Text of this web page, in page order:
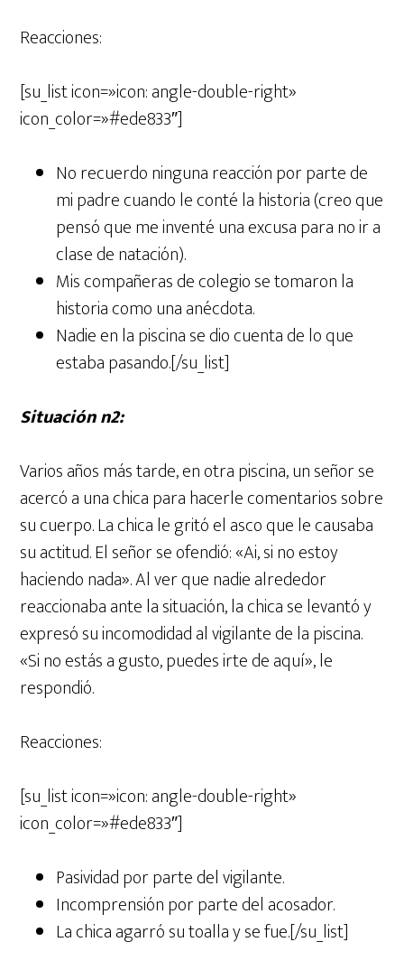
Reacciones:
[su_list icon=»icon: angle-double-right»
icon_color=»#ede833″]
No recuerdo ninguna reacción por parte de
mi padre cuando le conté la historia (creo que
pensó que me inventé una excusa para no ir a
clase de natación).
Mis compañeras de colegio se tomaron la
historia como una anécdota.
Nadie en la piscina se dio cuenta de lo que
estaba pasando.[/su_list]
Situación nº2:
Varios años más tarde, en otra piscina, un señor se
acercó a una chica para hacerle comentarios sobre
su cuerpo. La chica le gritó el asco que le causaba
su actitud. El señor se ofendió: «Ai, si no estoy
haciendo nada». Al ver que nadie alrededor
reaccionaba ante la situación, la chica se levantó y
expresó su incomodidad al vigilante de la piscina.
«Si no estás a gusto, puedes irte de aquí», le
respondió.
Reacciones:
[su_list icon=»icon: angle-double-right»
icon_color=»#ede833″]
Pasividad por parte del vigilante.
Incomprensión por parte del acosador.
La chica agarró su toalla y se fue.[/su_list]